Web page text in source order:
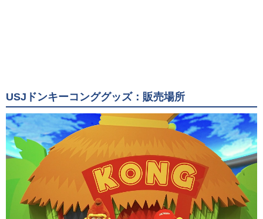
USJドンキーコンググッズ：販売場所